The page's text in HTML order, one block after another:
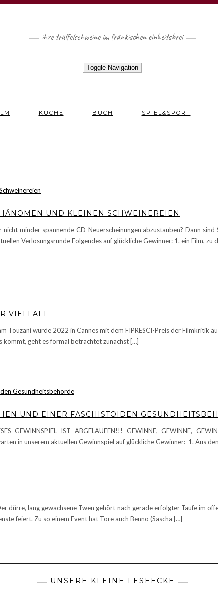
ihre trüffelschweine im fränkischen einheitsbrei
Toggle Navigation
KÜCHE BUCH SPIEL&SPORT
UND KLEINEN SCHWEINEREIEN
minder spannende CD-Neuerscheinungen abzustauben? Dann
Verlosungsrunde Folgendes auf glückliche Gewinner: 1. ein Film,
VIELFALT
Touzani wurde 2022 in Cannes mit dem FIPRESCI-Preis der Filmkritik
kommt, geht es formal betrachtet zunächst […]
UND EINER FASCHISTOIDEN
GEWINNSPIEL IST ABGELAUFEN!!! GEWINNE, GEWINNE,
in unserem aktuellen Gewinnspiel auf glückliche Gewinner: 1. Aus
dürre, lang gewachsene Twen gehört nach gerade erfolgter Taufe im
feiert. Zu so einem Event hat Tore auch Benno (Sascha […]
UNSERE KLEINE LESEECKE